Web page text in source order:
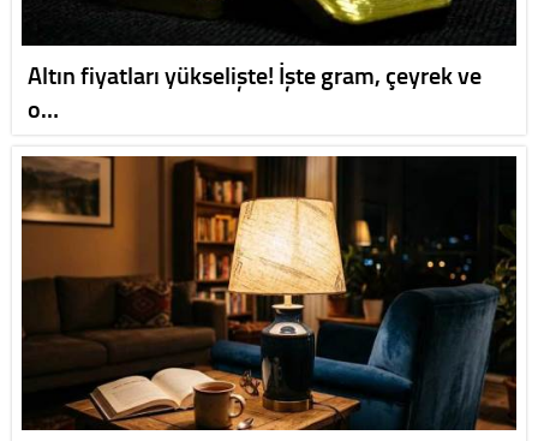
Altın fiyatları yükselişte! İşte gram, çeyrek ve
o…